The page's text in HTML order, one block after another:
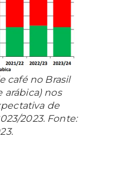
café no Brasil
arábica) nos
de
2023. Fonte: